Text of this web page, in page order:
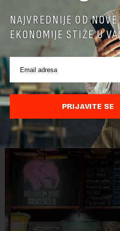
NAJVREDNIJE OD NOVE
EKONOMIJE STIŽE U
PRIJAVITE SE